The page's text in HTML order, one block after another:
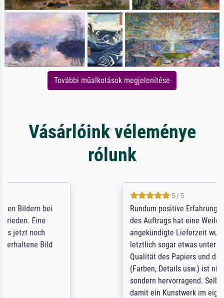
További műalkotások megjelenítése
Vásárlóink véleménye
rólunk
Rundum positive Erfahrung. Die Ausführung
des Auftrags hat eine Weile gedauert, die
angekündigte Lieferzeit wurde aber
letztlich sogar etwas unterschritten. Die
Qualität des Papiers und des Drucks
(Farben, Details usw.) ist nicht nur gut,
sondern hervorragend. Selbst ein Druck ist
damit ein Kunstwerk im eigenen Sinne.